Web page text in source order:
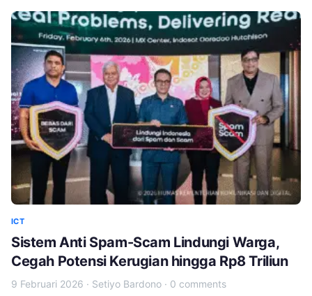
ICT
Sistem Anti Spam-Scam Lindungi Warga,
Cegah Potensi Kerugian hingga Rp8 Triliun
9 Februari 2026 · Setiyo Bardono · 0 comments